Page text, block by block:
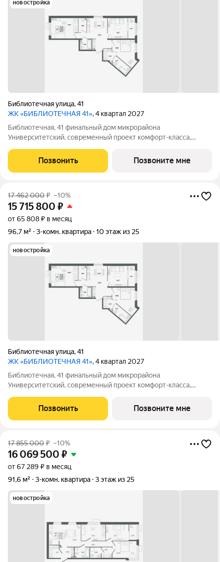
новостройка
Библиотечная улица,41
ЖК «БИБЛИОТЕЧНАЯ 41», 4 квартал 2027
Библиотечная, 41 финальный дом микрорайона
Университетский, современный проект комфорт-класса,
«Первостроитель». Дом органично вписался в микрорайон,
став его естественным продолжением и унаследовав все
Позвонить Позвоните мне
17 462 000₽ –10%
15 715 800 ₽
от 65 808 ₽ в месяц
96,7 м²
3-комн. квартира 10 этаж из 25
новостройка
Библиотечная улица,41
ЖК «БИБЛИОТЕЧНАЯ 41», 4 квартал 2027
Библиотечная, 41 финальный дом микрорайона
Университетский, современный проект комфорт-класса,
«Первостроитель». Дом органично вписался в микрорайон,
став его естественным продолжением и унаследовав все
Позвонить Позвоните мне
17 855 000₽ –10%
16 069 500 ₽
от 67 289 ₽ в месяц
91,6 м²
3-комн. квартира 3 этаж из 25
новостройка